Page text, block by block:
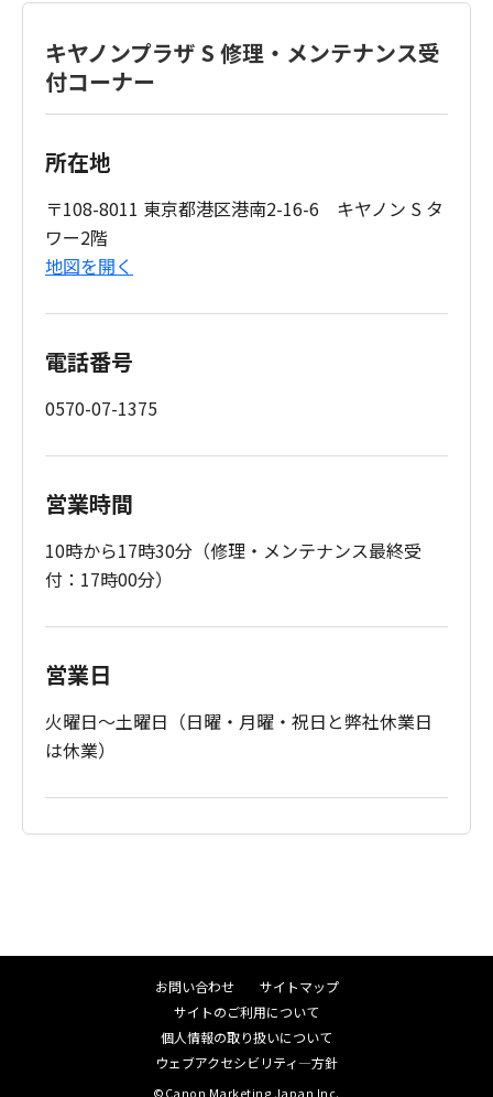
キヤノンプラザ S 修理・メンテナンス受
付コーナー
所在地
〒108-8011 東京都港区港南2-16-6 キヤノン S タ
ワー2階
地図を開く
電話番号
0570-07-1375
営業時間
10時から17時30分（修理・メンテナンス最終受
付：17時00分）
営業日
火曜日～土曜日（日曜・月曜・祝日と弊社休業日
は休業）
お問い合わせ
サイトマップ
サイトのご利用について
個人情報の取り扱いについて
ウェブアクセシビリティ―方針
©Canon Marketing Japan Inc.